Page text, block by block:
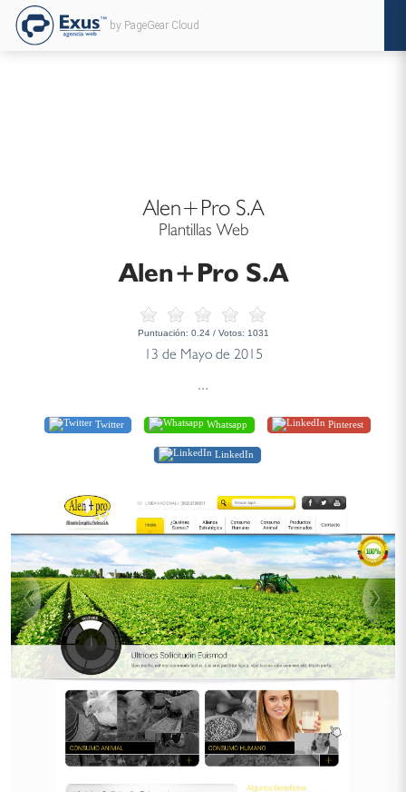
by PageGear Cloud
Alen+Pro S.A
Plantillas Web
Alen+Pro S.A
Puntuación: 0.24/ Votos: 1031
13 de Mayo de 2015
...
Twitter Whatsapp Pinterest
LinkedIn